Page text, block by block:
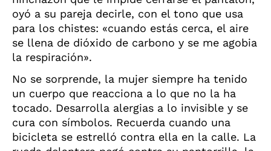
oyó a su pareja decirle, con el tono que usa
para los chistes: «cuando estás cerca, el aire
se llena de dióxido de carbono y se me agobia
la respiración».
No se sorprende, la mujer siempre ha tenido
un cuerpo que reacciona a lo que no la ha
tocado. Desarrolla alergias a lo invisible y se
cura con símbolos. Recuerda cuando una
bicicleta se estrelló contra ella en la calle. La